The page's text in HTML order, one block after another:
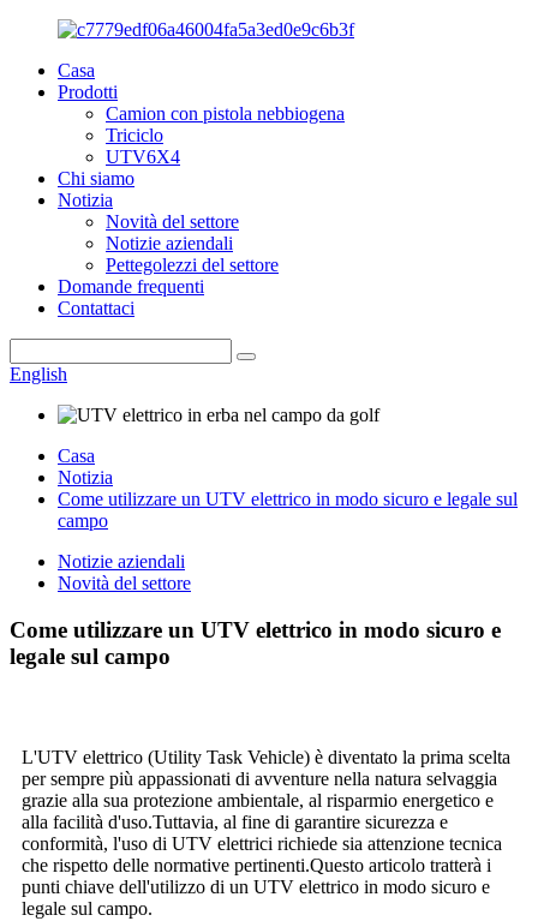
Casa
Prodotti
Camion con pistola nebbiogena
Triciclo
UTV6X4
Chi siamo
Notizia
Novità del settore
Notizie aziendali
Pettegolezzi del settore
Domande frequenti
Contattaci
English
Casa
Notizia
Come utilizzare un UTV elettrico in modo sicuro e legale sul
campo
Notizie aziendali
Novità del settore
Come utilizzare un UTV elettrico in modo sicuro e
legale sul campo
L'UTV elettrico (Utility Task Vehicle) è diventato la prima scelta
per sempre più appassionati di avventure nella natura selvaggia
grazie alla sua protezione ambientale, al risparmio energetico e
alla facilità d'uso.Tuttavia, al fine di garantire sicurezza e
conformità, l'uso di UTV elettrici richiede sia attenzione tecnica
che rispetto delle normative pertinenti.Questo articolo tratterà i
punti chiave dell'utilizzo di un UTV elettrico in modo sicuro e
legale sul campo.